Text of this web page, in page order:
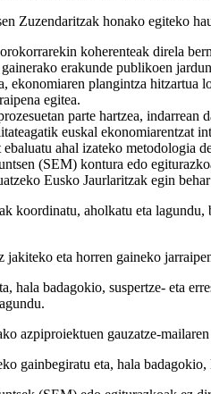
Zuzendaritzak honako egiteko
koherenteak direla
erakunde publikoen
ekonomiaren plangintza hitzartua
egitea.
parte hartzea,
euskal ekonomiarentzat
ahal izateko metodologia
(SEM) kontura edo
Eusko Jaurlaritzak egin
koordinatu, aholkatu eta
eta horren gaineko
hala badagokio, suspertze- eta
azpiproiektuen gauzatze-
gainbegiratu eta, hala